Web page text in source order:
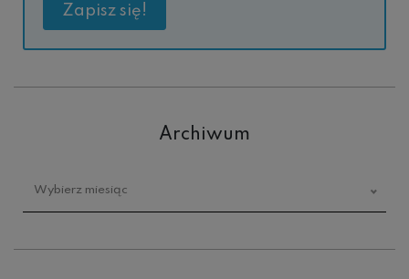
Archiwum
Archiwum
Wybierz miesiąc